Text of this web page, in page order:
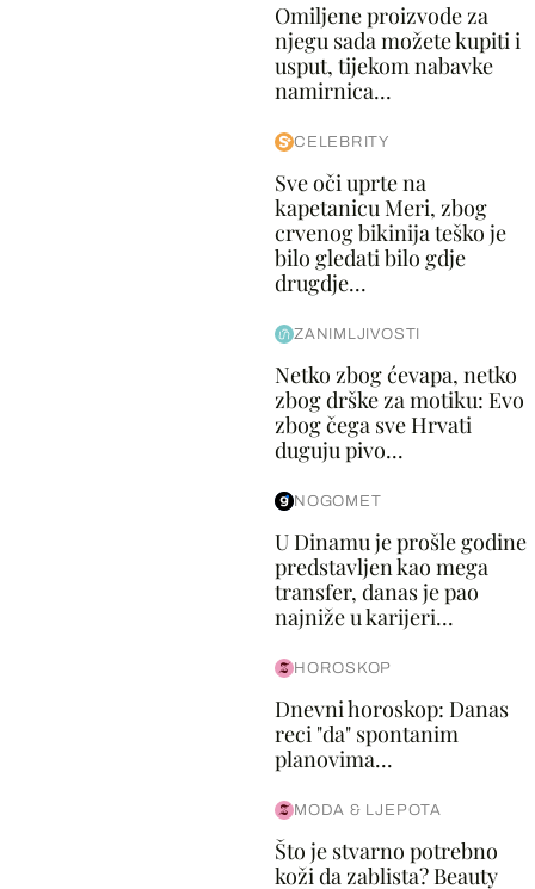
Omiljene proizvode za
njegu sada možete kupiti i
usput, tijekom nabavke
namirnica...
CELEBRITY
Sve oči uprte na
kapetanicu Meri, zbog
crvenog bikinija teško je
bilo gledati bilo gdje
drugdje...
ZANIMLJIVOSTI
Netko zbog ćevapa, netko
zbog drške za motiku: Evo
zbog čega sve Hrvati
duguju pivo...
NOGOMET
U Dinamu je prošle godine
predstavljen kao mega
transfer, danas je pao
najniže u karijeri...
HOROSKOP
Dnevni horoskop: Danas
reci "da" spontanim
planovima...
MODA & LJEPOTA
Što je stvarno potrebno
koži da zablista? Beauty